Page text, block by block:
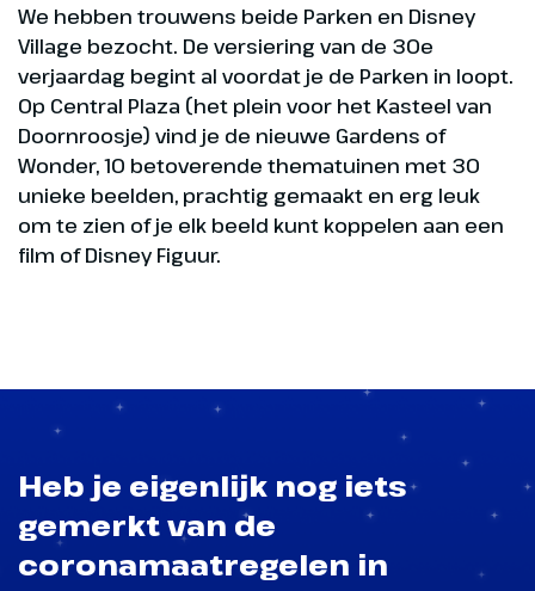
We hebben trouwens beide Parken en Disney
Village bezocht. De versiering van de 30e
verjaardag begint al voordat je de Parken in loopt.
Op Central Plaza (het plein voor het Kasteel van
Doornroosje) vind je de nieuwe Gardens of
Wonder, 10 betoverende thematuinen met 30
unieke beelden, prachtig gemaakt en erg leuk
om te zien of je elk beeld kunt koppelen aan een
film of Disney Figuur.
Heb je eigenlijk nog iets
gemerkt van de
coronamaatregelen in